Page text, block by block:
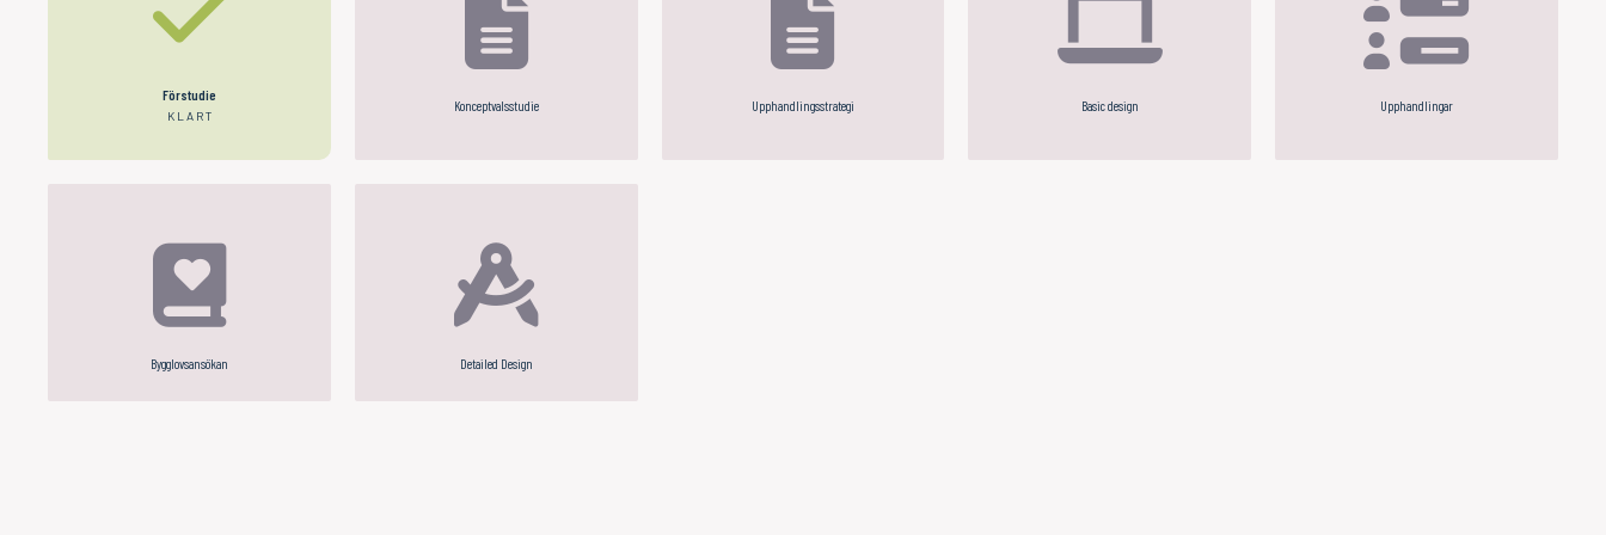
Förstudie
KLART
Konceptvalsstudie Upphandlingsstrategi Basic design Upphandlingar
Bygglovsansökan Detailed Design